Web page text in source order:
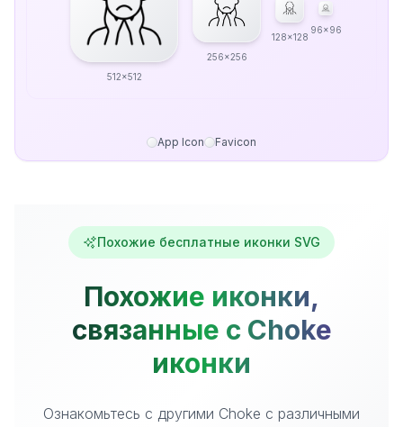
512x512
256x256
128x128
96x96
App Icon Favicon
Похожие бесплатные иконки SVG
Похожие иконки,
связанные с Choke
иконки
Ознакомьтесь с другими Choke с различными